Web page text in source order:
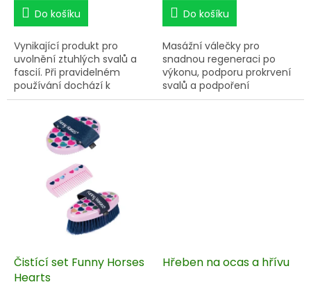
Do košíku
Vynikající produkt pro
uvolnění ztuhlých svalů a
fascií. Při pravidelném
používání dochází k
rychlejší regeneraci,
Do košíku
Masážní válečky pro
snadnou regeneraci po
výkonu, podporu prokrvení
svalů a podpoření
lymfatického oběhu.
Čistící set Funny Horses
Hearts
Hřeben na ocas a hřívu